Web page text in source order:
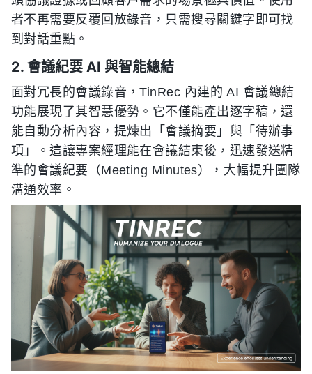
者不再需要反覆回放錄音，只需搜尋關鍵字即可找
到對話重點。
2. 會議紀要 AI 與智能總結
面對冗長的會議錄音，TinRec 內建的 AI 會議總結
功能展現了其智慧優勢。它不僅能產出逐字稿，還
能自動分析內容，提煉出「會議摘要」與「待辦事
項」。這讓專案經理能在會議結束後，迅速發送精
準的會議紀要（Meeting Minutes），大幅提升團隊
溝通效率。